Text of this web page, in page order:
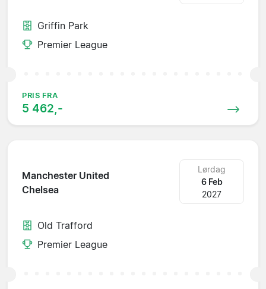
Griffin Park
Premier League
PRIS FRA
5 462,-
Manchester United
Chelsea
Lørdag
6 Feb
2027
Old Trafford
Premier League